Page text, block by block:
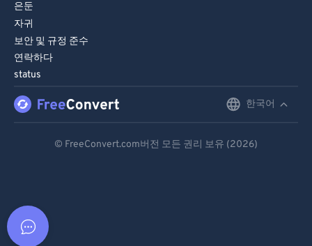
은둔
자귀
보안 및 규정 준수
연락하다
status
한국어
© FreeConvert.com버전 모든 권리 보유 (2026)